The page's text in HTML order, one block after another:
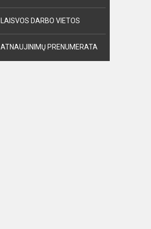
LAISVOS DARBO VIETOS
ATNAUJINIMŲ PRENUMERATA